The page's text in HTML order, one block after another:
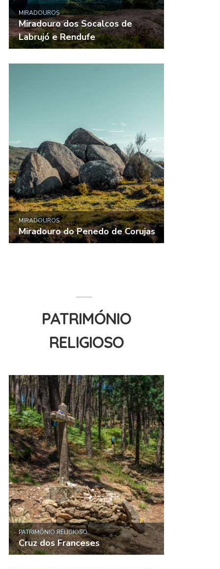
MIRADOUROS
Miradouro dos Socalcos de
Labrujó e Rendufe
MIRADOUROS
Miradouro do Penedo de Corujas
PATRIMÓNIO
RELIGIOSO
PATRIMÓNIO RELIGIOSO
Cruz dos Franceses